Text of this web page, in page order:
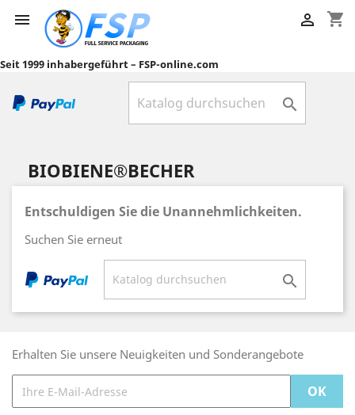
 shopping_cart

Seit 1999 inhabergeführt – FSP-online.com

BIOBIENE®BECHER
Entschuldigen Sie die Unannehmlichkeiten.
Suchen Sie erneut

Erhalten Sie unsere Neuigkeiten und Sonderangebote